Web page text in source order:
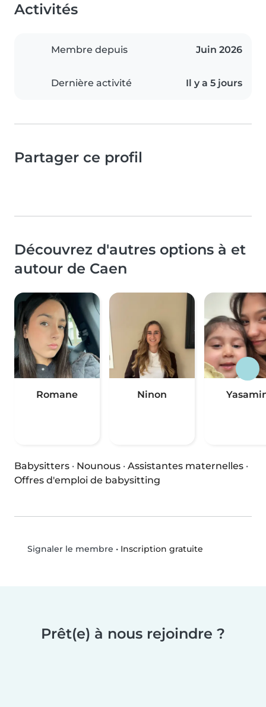
Activités
Membre depuis Juin 2026
Dernière activité Il y a 5 jours
Partager ce profil
Découvrez d'autres options à et
autour de Caen
Romane Ninon
Babysitters · Nounous · Assistantes maternelles ·
Offres d'emploi de babysitting
Signaler le membre • Inscription gratuite
Prêt(e) à nous rejoindre ?